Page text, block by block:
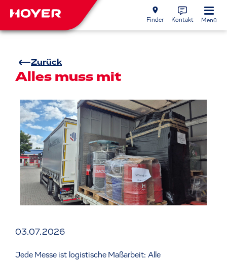
Finder Kontakt Menü
Zurück
Alles muss mit
03.07.2026
Jede Messe ist logistische Maßarbeit: Alle